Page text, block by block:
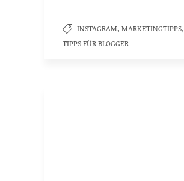
INSTAGRAM, MARKETINGTIPPS,
TIPPS FÜR BLOGGER